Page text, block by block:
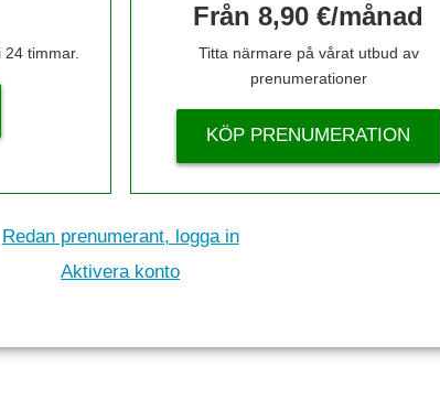
timmar.
Från 8,90 €/månad
Titta närmare på vårat utbud av
prenumerationer
KÖP PRENUMERATION
Redan prenumerant, logga in
Aktivera konto